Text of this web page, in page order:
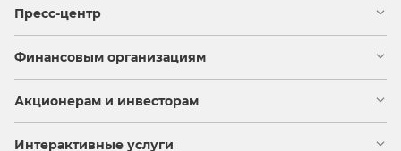
Пресс-центр
Финансовым организациям
Акционерам и инвесторам
Интерактивные услуги